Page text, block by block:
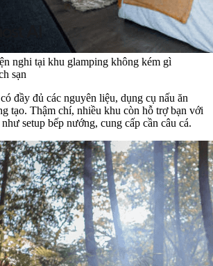
nghi tại khu glamping không kém gì
sạn
đầy đủ các nguyên liệu, dụng cụ nấu ăn
tạo. Thậm chí, nhiều khu còn hỗ trợ bạn với
setup bếp nướng, cung cấp cần câu cá.